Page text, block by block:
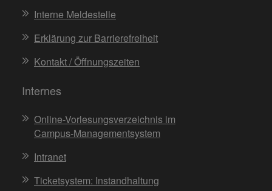
Interne Meldestelle
Erklärung zur Barrierefreiheit
Kontakt / Öffnungszeiten
Internes
Online-Vorlesungsverzeichnis im
Campus-Managementsystem
Intranet
Ticketsystem: Instandhaltung